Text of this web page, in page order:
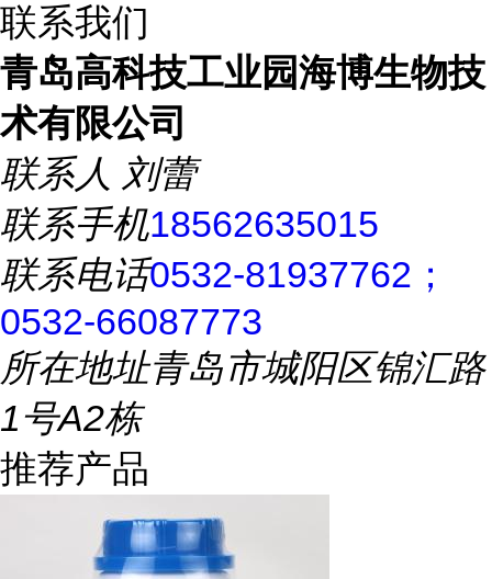
联系我们
青岛高科技工业园海博生物技
术有限公司
联系人 刘蕾
联系手机18562635015
联系电话0532-81937762；
0532-66087773
所在地址青岛市城阳区锦汇路
1号A2栋
推荐产品